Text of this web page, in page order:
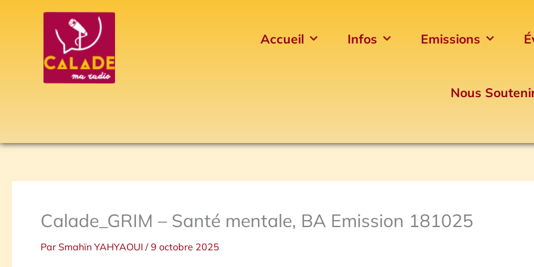
Accueil Infos Emissions
Nous
Calade_GRIM – Santé mentale, BA Emission 181025
Par Smahïn YAHYAOUI / 9 octobre 2025